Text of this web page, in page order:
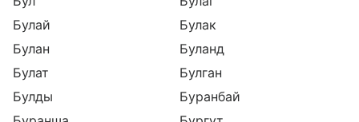
Булай
Булак
Булан
Буланд
Булат
Булган
Булды
Буранбай